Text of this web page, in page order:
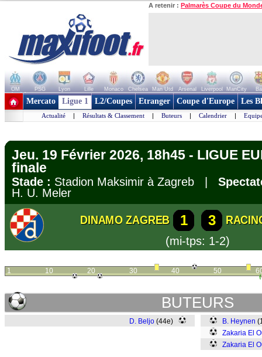
A retenir : Palmarès Coupe du
OM PSG Lyon Lille Monaco Chelsea Man Utd Arsenal Liverpool ManCity
+ de clubs
Mercato Ligue 1 L2/Coupes Etranger Coupe d'Europe Les
Actualité | Résultats & Classement | Buteurs | Calendrier |
Jeu. 19 Février 2026, 18h45 - LIGUE
finale
Stade : Stadion Maksimir à Zagreb |
H. U. Meler
DINAMO ZAGREB 1 3
(mi-tps: 1-2)
1 10 20 30 40 50
BUTEURS
D. Beljo (44e) B. Heynen
Zakaria El
Zakaria El